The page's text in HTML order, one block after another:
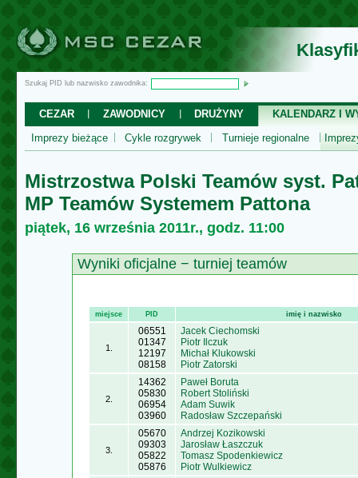
Szukaj PID lub nazwisko zawodnika:
CEZAR ZAWODNICY DRUŻYNY
KALENDARZ I
Imprezy bieżące
Cykle rozgrywek Turnieje regionalne
Mistrzostwa Polski Teamów syst.
MP Teamów Systemem Pattona
piątek, 16 września 2011r., godz. 11:00
Wyniki oficjalne − turniej teamów
miejsce PID imię i nazwisko
1.
06551
01347
12197
08158
Jacek Ciechomski
Piotr Ilczuk
Michał Klukowski
Piotr Zatorski
2.
14362
05830
06954
03960
Paweł Boruta
Robert Stoliński
Adam Suwik
Radosław Szczepański
3.
05670
09303
05822
05876
Andrzej Kozikowski
Jarosław Łaszczuk
Tomasz Spodenkiewicz
Piotr Wulkiewicz